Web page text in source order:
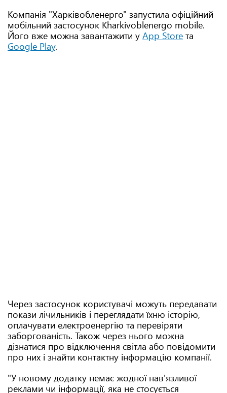
Компанія "Харківобленерго" запустила офіційний
мобільний застосунок Kharkivoblenergo mobile.
Його вже можна завантажити у App Store та
Google Play.
Через застосунок користувачі можуть передавати
покази лічильників і переглядати їхню історію,
оплачувати електроенергію та перевіряти
заборгованість. Також через нього можна
дізнатися про відключення світла або повідомити
про них і знайти контактну інформацію компанії.
"У новому додатку немає жодної нав'язливої
реклами чи інформації, яка не стосується